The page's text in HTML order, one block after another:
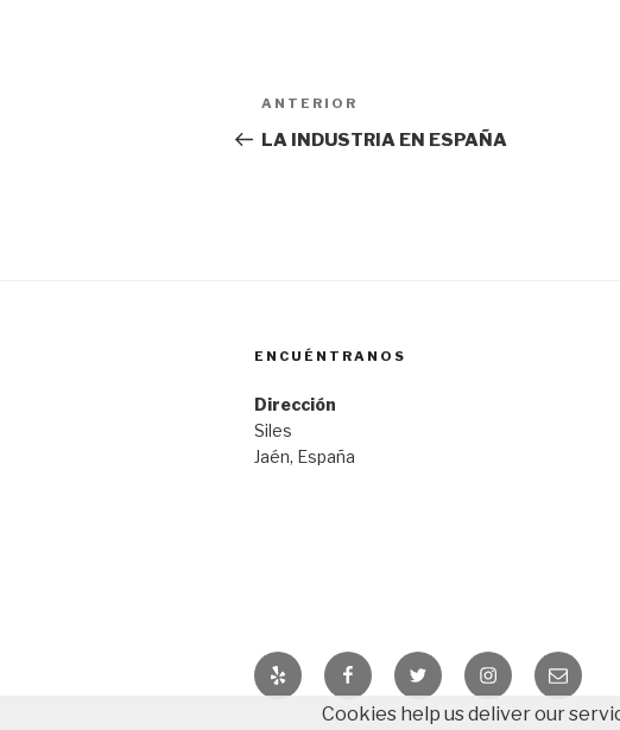
Navegación
de
Entrada
anterior:
ANTERIOR
LA INDUSTRIA EN ESPAÑA
ENCUÉNTRANOS
Dirección
Siles
Jaén, España
Yelp FacebookTwitter InstagramCorreo
Cookies help us deliver our